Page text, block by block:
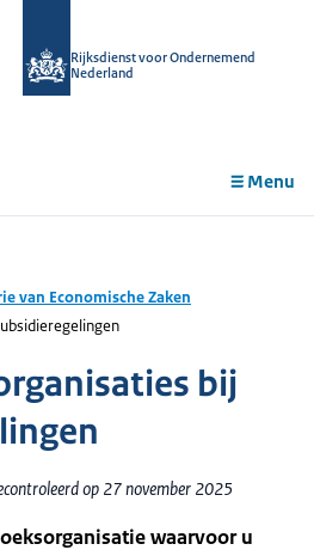
Rijksdienst voor Ondernemend
Nederland
Menu
van Economische Zaken
bij
op 27 november 2025
waarvoor u